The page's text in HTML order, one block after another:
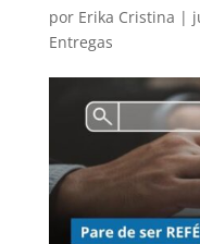
por Erika Cristina |
Entregas